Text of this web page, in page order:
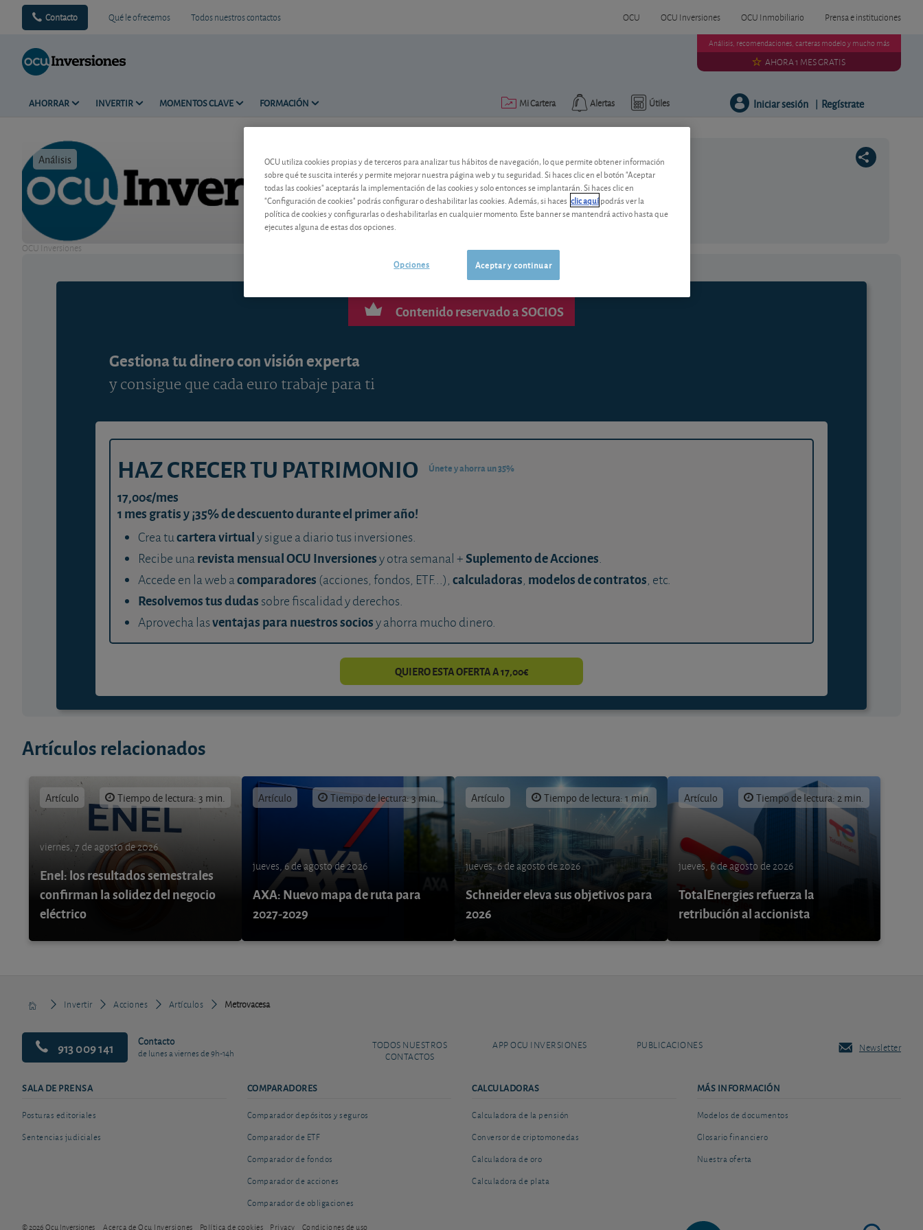
Contacto Qué le ofrecemos Todos nuestros contactos OCU OCU Inversiones OCU Inmobiliario Prensa e instituciones
AHORRAR INVERTIR MOMENTOS CLAVE FORMACIÓN Útiles
Alertas
Mi Cartera
Análisis, recomendaciones, carteras modelo y mucho más
AHORA 1 MES GRATIS
Iniciar sesión | Regístrate
Análisis Tiempo de lectura: 2 min.
OCU Inversiones
Metrovacesa
Contenido reservado a SOCIOS
Gestiona tu dinero con visión experta
y consigue que cada euro trabaje para ti
HAZ CRECER TU PATRIMONIO Únete y ahorra un 35%
17,00€/mes
1 mes gratis y ¡35% de descuento durante el primer año!
Crea tucartera virtualy sigue a diario tus inversiones.
Recibe unarevista mensual OCU Inversionesy otra semanal +Suplemento de Acciones.
Accede en la web acomparadores (acciones, fondos, ETF...), calculadoras, modelos de contratos, etc.
Resolvemos tus dudas sobre fiscalidad y derechos.
Aprovecha lasventajas para nuestros sociosy ahorra mucho dinero.
QUIERO ESTA OFERTA A 17,00€
Artículos relacionados
Artículo Tiempo de lectura: 3 min.
viernes, 7 de agosto de 2026
Enel: los resultados semestrales
confirman la solidez del negocio
eléctrico
Artículo Tiempo de lectura: 3 min.
jueves, 6 de agosto de 2026
AXA: Nuevo mapa de ruta para
2027-2029
Artículo Tiempo de lectura: 1 min.
jueves, 6 de agosto de 2026
Schneider eleva sus objetivos para
2026
Artículo Tiempo de lectura: 2 min.
jueves, 6 de agosto de 2026
TotalEnergies refuerza la
retribución al accionista
Invertir Acciones Artículos Metrovacesa
913 009 141 Contacto
de lunes a viernes de 9h-14h
TODOS NUESTROS
CONTACTOS
APP OCU INVERSIONES PUBLICACIONES Newsletter
SALA DE PRENSA
Posturas editoriales
Sentencias judiciales
COMPARADORES
Comparador depósitos y seguros
Comparador de ETF
Comparador de fondos
Comparador de acciones
Comparador de obligaciones
CALCULADORAS
Calculadora de la pensión
Conversor de criptomonedas
Calculadora de oro
Calculadora de plata
MÁS INFORMACIÓN
Modelos de documentos
Glosario financiero
Nuestra oferta
© 2026 Ocu Inversiones Acerca de Ocu Inversiones Política de cookies Privacy Condiciones de uso
OCU utiliza cookies propias y de terceros para analizar tus hábitos de navegación, lo que permite obtener información
sobre qué te suscita interés y permite mejorar nuestra página web y tu seguridad. Si haces clic en el botón "Aceptar
todas las cookies" aceptarás la implementación de las cookies y solo entonces se implantarán. Si haces clic en
"Configuración de cookies" podrás configurar o deshabilitar las cookies. Además, si haces clic aquípodrás ver la
política de cookies y configurarlas o deshabilitarlas en cualquier momento. Este banner se mantendrá activo hasta que
ejecutes alguna de estas dos opciones.
Aceptar y continuar
Opciones